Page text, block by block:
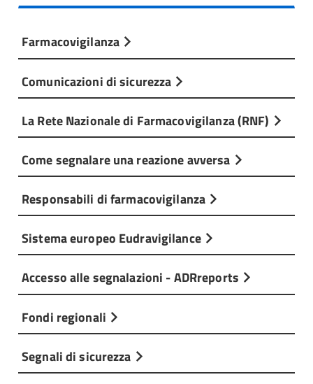
Farmacovigilanza
Comunicazioni di sicurezza
La Rete Nazionale di Farmacovigilanza (RNF)
Come segnalare una reazione avversa
Responsabili di farmacovigilanza
Sistema europeo Eudravigilance
Accesso alle segnalazioni - ADRreports
Fondi regionali
Segnali di sicurezza